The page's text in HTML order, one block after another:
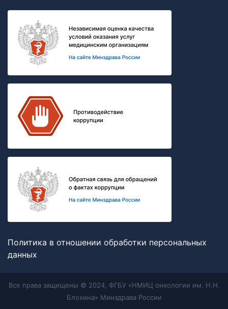
Политика в отношении обработки персональных
данных
Все права защищены © 2024, ФГБУ «НМИЦ онкологии им. Н.Н.
Блохина» Минздрава России